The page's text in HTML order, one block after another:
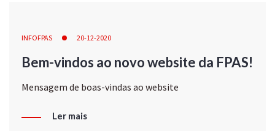
INFOFPAS 20-12-2020
Bem-vindos ao novo website da FPAS!
Mensagem de boas-vindas ao website
Ler mais